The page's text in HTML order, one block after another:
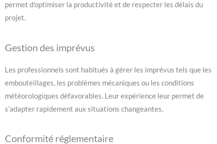
permet d’optimiser la productivité et de respecter les délais du
projet.
Gestion des imprévus
Les professionnels sont habitués à gérer les imprévus tels que les
embouteillages, les problèmes mécaniques ou les conditions
météorologiques défavorables. Leur expérience leur permet de
s’adapter rapidement aux situations changeantes.
Conformité réglementaire